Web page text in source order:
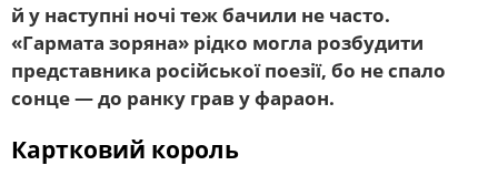
й у наступні ночі теж бачили не часто.
«Гармата зоряна» рідко могла розбудити
представника російської поезії, бо не спало
сонце — до ранку грав у фараон.
Картковий король